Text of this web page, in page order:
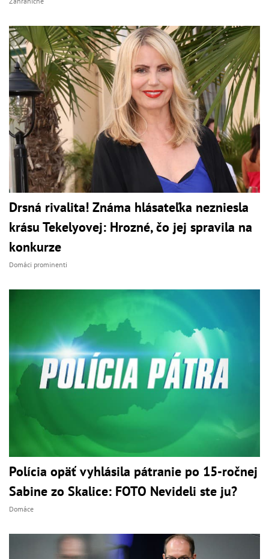
Drsná rivalita! Známa hlásateľka nezniesla
krásu Tekelyovej: Hrozné, čo jej spravila na
konkurze
Domáci prominenti
Polícia opäť vyhlásila pátranie po 15-ročnej
Sabine zo Skalice: FOTO Nevideli ste ju?
Domáce